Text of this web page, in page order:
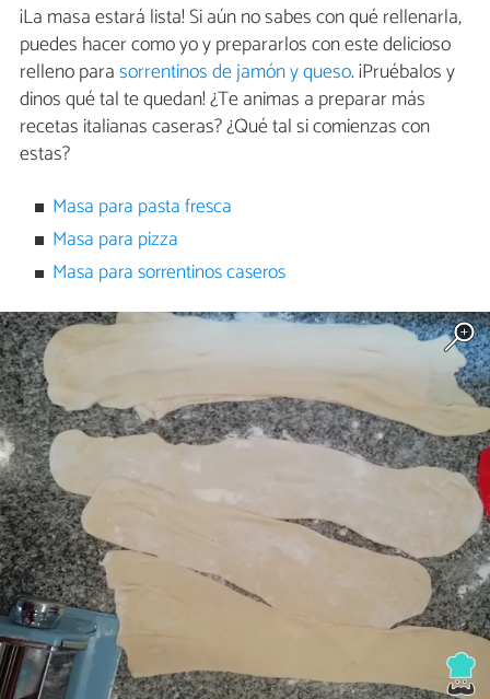
¡La masa estará lista! Si aún no sabes con qué rellenarla,
puedes hacer como yo y prepararlos con este delicioso
relleno parasorrentinos de jamón y queso. ¡Pruébalos y
dinos qué tal te quedan! ¿Te animas a preparar más
recetas italianas caseras? ¿Qué tal si comienzas con
estas?
Masa para pasta fresca
Masa para pizza
Masa para sorrentinos caseros